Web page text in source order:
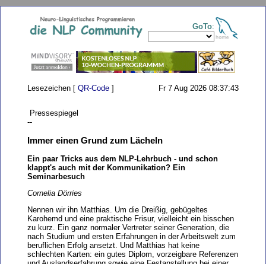
GoTo:
Lesezeichen [ QR-Code ] Fr 7 Aug 2026 08:37:43
Pressespiegel
--
Immer einen Grund zum Lächeln
Ein paar Tricks aus dem NLP-Lehrbuch - und schon
klappt's auch mit der Kommunikation? Ein
Seminarbesuch
Cornelia Dörries
Nennen wir ihn Matthias. Um die Dreißig, gebügeltes
Karohemd und eine praktische Frisur, vielleicht ein bisschen
zu kurz. Ein ganz normaler Vertreter seiner Generation, die
nach Studium und ersten Erfahrungen in der Arbeitswelt zum
beruflichen Erfolg ansetzt. Und Matthias hat keine
schlechten Karten: ein gutes Diplom, vorzeigbare Referenzen